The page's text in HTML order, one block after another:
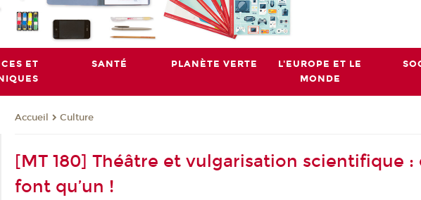
ET
SANTÉ PLANÈTE VERTE
L'EUROPE ET LE
MONDE
Accueil Culture
[MT 180] Théâtre et vulgarisation scientifique :
font qu’un !